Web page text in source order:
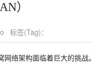
）
标签(Tag)：
网络架构面临着巨大的挑